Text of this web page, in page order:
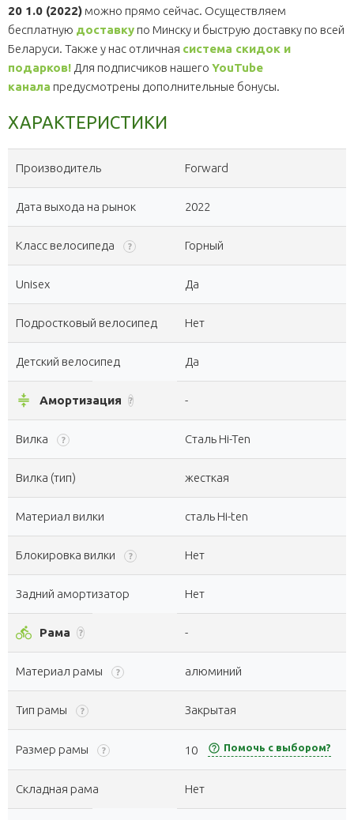
20 1.0 (2022) можно прямо сейчас. Осуществляем
бесплатную доставку по Минску и быструю доставку по всей
Беларуси. Также у нас отличная система скидок и
подарков! Для подписчиков нашего YouTube
канала предусмотрены дополнительные бонусы.
ХАРАКТЕРИСТИКИ
Производитель Forward
Дата выхода на рынок 2022
Класс велосипеда ? Горный
Unisex Да
Подростковый велосипед Нет
Детский велосипед Да
compress Амортизация ? -
Вилка ? Сталь Hi-Ten
Вилка (тип) жесткая
Материал вилки сталь Hi-ten
Блокировка вилки ? Нет
Задний амортизатор Нет
directions_bike Рама ? -
Материал рамы ? алюминий
Тип рамы ? Закрытая
Размер рамы ? 10 help_outline Помочь с выбором?
Складная рама Нет